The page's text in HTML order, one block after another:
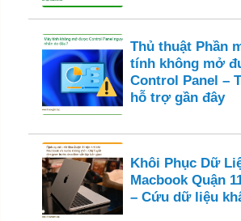
Thủ thuật Phần
tính không mở
Control Panel –
hỗ trợ gần đây
Khôi Phục Dữ
Macbook Quận
– Cứu dữ liệu